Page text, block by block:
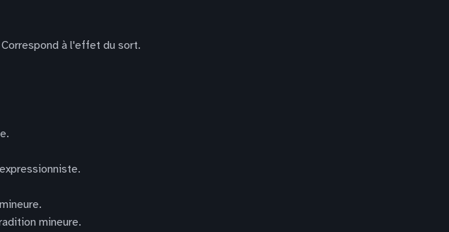
à l'effet du sort.
mineure.